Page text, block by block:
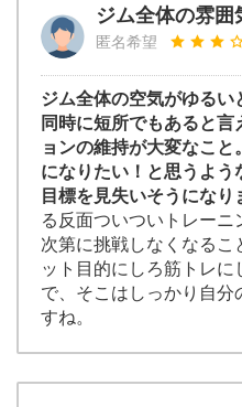
ジム全体の雰囲
匿名希望
ジム全体の空気がゆるい
同時に短所でもあると
ョンの維持が大変なこ
になりたい！と思うよう
目標を見失いそうになり
る反面ついついトレーニ
次第に挑戦しなくなる
ット目的にしろ筋トレ
で、そこはしっかり自
すね。